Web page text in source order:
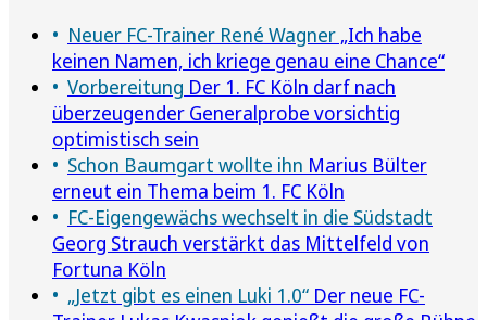
Neuer FC-Trainer René Wagner „Ich habe
keinen Namen, ich kriege genau eine Chance“
Vorbereitung Der 1. FC Köln darf nach
überzeugender Generalprobe vorsichtig
optimistisch sein
Schon Baumgart wollte ihn Marius Bülter
erneut ein Thema beim 1. FC Köln
FC-Eigengewächs wechselt in die Südstadt
Georg Strauch verstärkt das Mittelfeld von
Fortuna Köln
„Jetzt gibt es einen Luki 1.0“ Der neue FC-